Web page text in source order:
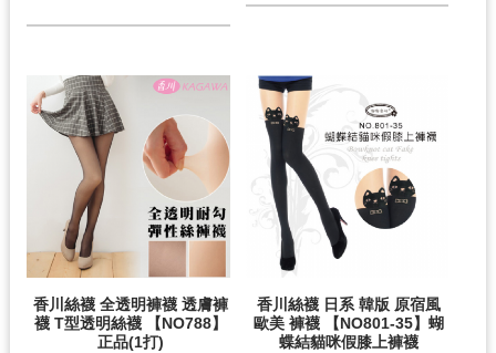
香川絲襪 全透明褲襪 透膚褲
襪 T型透明絲襪 【NO788】
正品(1打)
香川絲襪 日系 韓版 原宿風
歐美 褲襪 【NO801-35】蝴
蝶結貓咪假膝上褲襪